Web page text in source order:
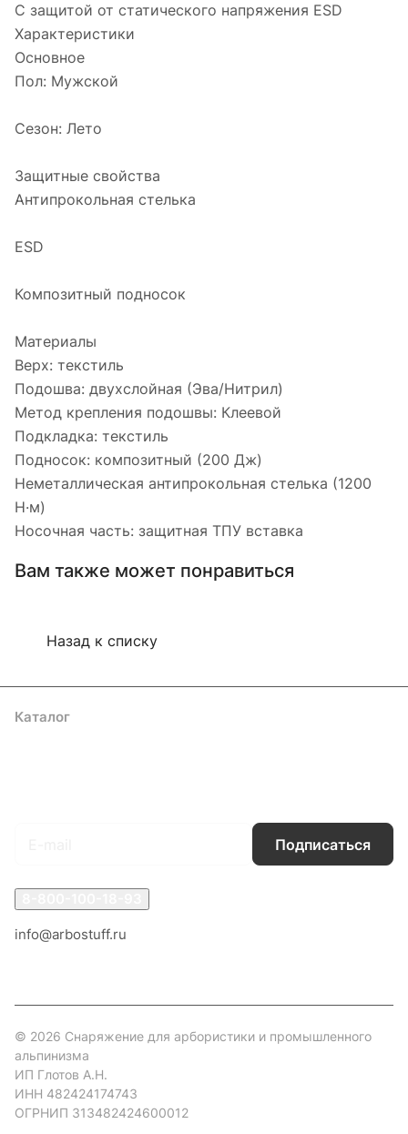
С защитой от статического напряжения ESD
Характеристики
Основное
Пол: Мужской
Сезон: Лето
Защитные свойства
Антипрокольная стелька
ESD
Композитный подносок
Материалы
Верх: текстиль
Подошва: двухслойная (Эва/Нитрил)
Метод крепления подошвы: Клеевой
Подкладка: текстиль
Подносок: композитный (200 Дж)
Неметаллическая антипрокольная стелька (1200
Н·м)
Носочная часть: защитная ТПУ вставка
Вам также может понравиться
Назад к списку
Каталог
Подписаться
info@arbostuff.ru
© 2026 Снаряжение для арбористики и промышленного
альпинизма
ИП Глотов А.Н.
ИНН 482424174743
ОГРНИП 313482424600012